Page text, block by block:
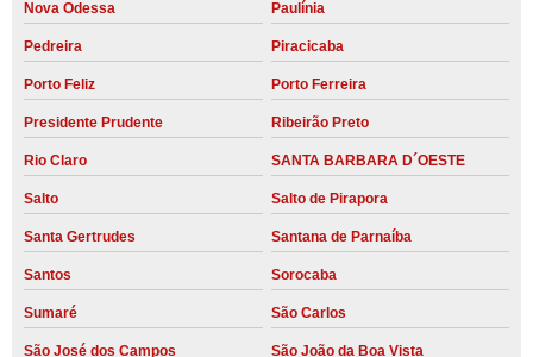
Nova Odessa Paulínia
Pedreira Piracicaba
Porto Feliz Porto Ferreira
Presidente Prudente Ribeirão Preto
Rio Claro SANTA BARBARA D´OESTE
Salto Salto de Pirapora
Santa Gertrudes Santana de Parnaíba
Santos Sorocaba
Sumaré São Carlos
São José dos Campos São João da Boa Vista